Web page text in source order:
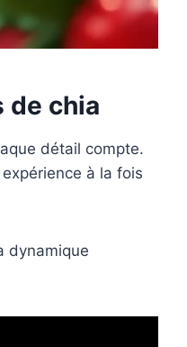
de chia
détail compte.
à la fois
dynamique